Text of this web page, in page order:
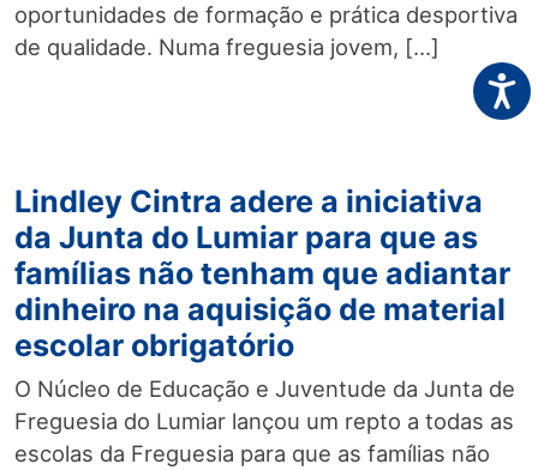
oportunidades de formação e prática desportiva
de qualidade. Numa freguesia jovem, […]
Lindley Cintra adere a iniciativa
da Junta do Lumiar para que as
famílias não tenham que adiantar
dinheiro na aquisição de material
escolar obrigatório
O Núcleo de Educação e Juventude da Junta de
Freguesia do Lumiar lançou um repto a todas as
escolas da Freguesia para que as famílias não